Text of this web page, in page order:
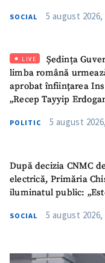
SOCIAL 5 august 2026,
LIVE
Ședința
limba română
aprobat înființarea
„Recep Tayyip
POLITIC 5 august
După decizia CNMC
electrică, Primăria
iluminatul public:
SOCIAL 5 august 2026,